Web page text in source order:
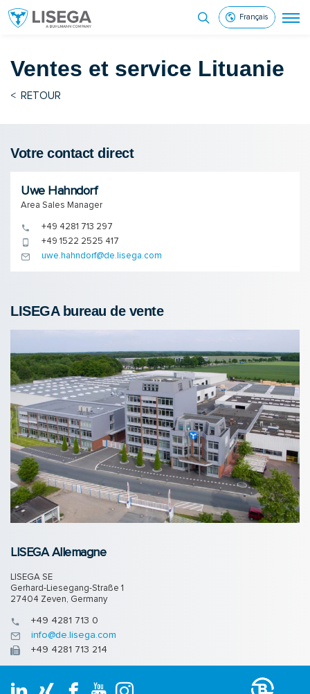
Français
Ventes et service Lituanie
< RETOUR
Votre contact direct
Uwe Hahndorf
Area Sales Manager
+49 4281 713 297
+49 1522 2525 417
uwe.hahndorf@de.lisega.com
LISEGA bureau de vente
LISEGA Allemagne
LISEGA SE
Gerhard-Liesegang-Straße 1
27404 Zeven, Germany
+49 4281 713 0
info@de.lisega.com
+49 4281 713 214